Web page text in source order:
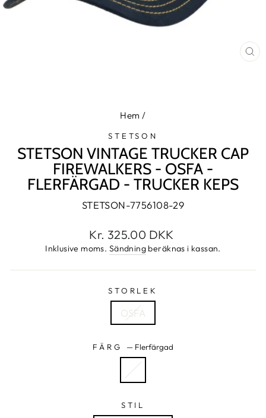
Hem /
STETSON
STETSON VINTAGE TRUCKER CAP
FIREWALKERS - OSFA -
FLERFÄRGAD - TRUCKER KEPS
STETSON-7756108-29
Normalpris
Kr. 325.00 DKK
Inklusive moms. Sändning beräknas i kassan.
STORLEK
OSFA
FÄRG — Flerfärgad
STIL